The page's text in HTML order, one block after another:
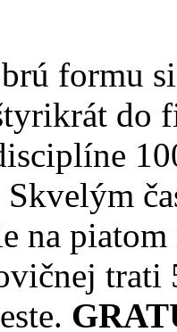
formu
do
na
trati